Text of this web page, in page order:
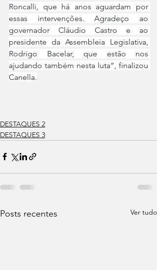
Roncalli, que há anos aguardam por
essas intervenções. Agradeço ao
governador Cláudio Castro e ao
presidente da Assembleia Legislativa,
Rodrigo Bacelar, que estão nos
ajudando também nesta luta”, finalizou
Canella.
DESTAQUES 2
DESTAQUES 3
Posts recentes Ver tudo